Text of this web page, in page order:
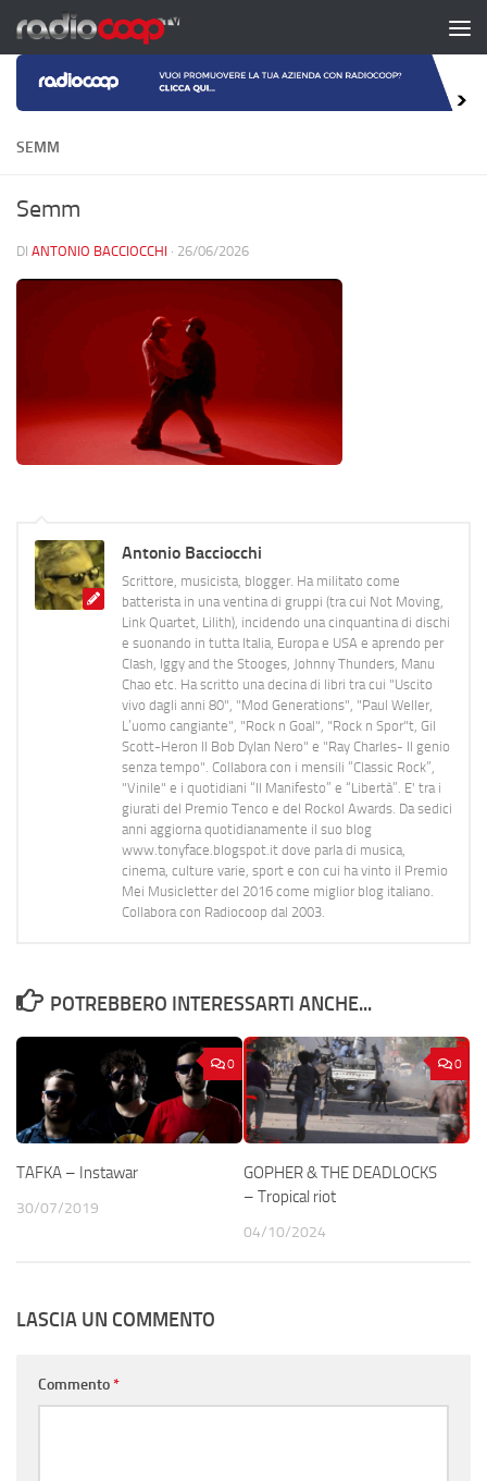
Salta al contenuto
SEMM
Semm
DI ANTONIO BACCIOCCHI · 26/06/2026
Antonio Bacciocchi
Scrittore, musicista, blogger. Ha militato come
batterista in una ventina di gruppi (tra cui Not Moving,
Link Quartet, Lilith), incidendo una cinquantina di dischi
e suonando in tutta Italia, Europa e USA e aprendo per
Clash, Iggy and the Stooges, Johnny Thunders, Manu
Chao etc. Ha scritto una decina di libri tra cui "Uscito
vivo dagli anni 80", "Mod Generations", "Paul Weller,
L’uomo cangiante", "Rock n Goal", "Rock n Spor"t, Gil
Scott-Heron Il Bob Dylan Nero" e "Ray Charles- Il genio
senza tempo". Collabora con i mensili “Classic Rock”,
"Vinile" e i quotidiani “Il Manifesto” e “Libertà”. E' tra i
giurati del Premio Tenco e del Rockol Awards. Da sedici
anni aggiorna quotidianamente il suo blog
www.tonyface.blogspot.it dove parla di musica,
cinema, culture varie, sport e con cui ha vinto il Premio
Mei Musicletter del 2016 come miglior blog italiano.
Collabora con Radiocoop dal 2003.
POTREBBERO INTERESSARTI ANCHE...
0
TAFKA – Instawar
30/07/2019
0
GOPHER & THE DEADLOCKS
– Tropical riot
04/10/2024
LASCIA UN COMMENTO
Commento*